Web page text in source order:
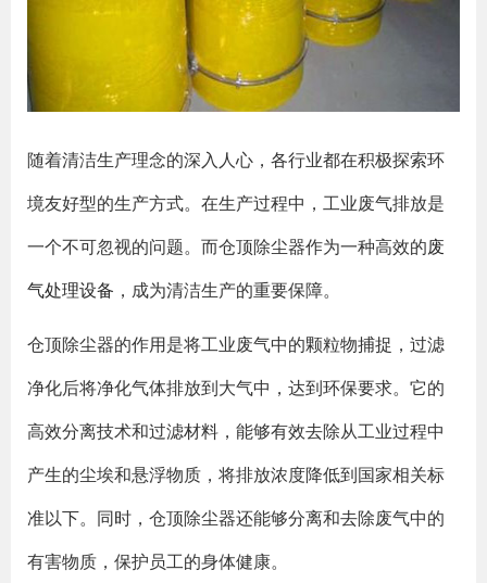
随着清洁生产理念的深入人心，各行业都在积极探索环
境友好型的生产方式。在生产过程中，工业废气排放是
一个不可忽视的问题。而仓顶除尘器作为一种高效的废
气处理设备 ，成为清洁生产的重要保障。
仓顶除尘器的作用是将工业废气中的颗粒物捕捉，过滤
净化后将净化气体排放到大气中，达到环保要求。它的
高效分离技术和过滤材料，能够有效去除从工业过程中
产生的尘埃和悬浮物质，将排放浓度降低到国家相关标
准以下。同时，仓顶除尘器还能够分离和去除废气中的
有害物质，保护员工的身体健康。